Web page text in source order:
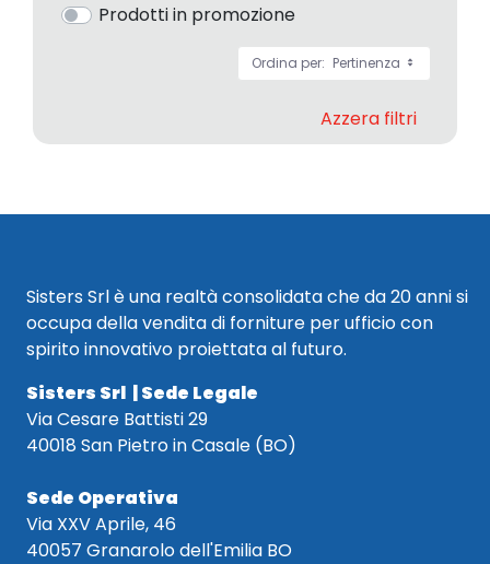
Prodotti in promozione
Ordina per: Pertinenza
Azzera filtri
Sisters Srl è una realtà consolidata che da 20 anni si
occupa della vendita di forniture per ufficio con
spirito innovativo proiettata al futuro.
Sisters Srl | Sede Legale
Via Cesare Battisti 29
40018 San Pietro in Casale (BO)
Sede Operativa
Via XXV Aprile, 46
40057 Granarolo dell'Emilia BO